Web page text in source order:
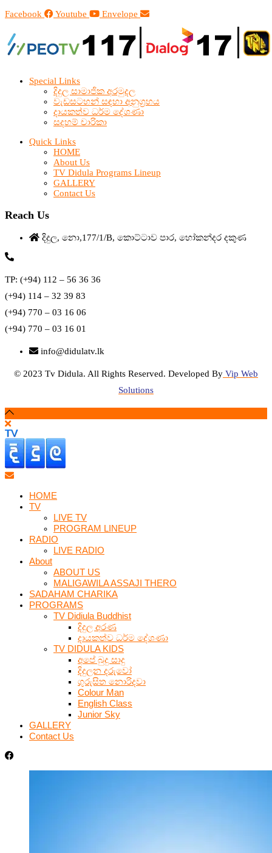
Facebook
Youtube Envelope
Special Links
දිදුල සාමාජික අරමුදල
වැඩසටහන් සඳහා අනුග්‍රහය
දායකත්ව ධර්ම දේශණා
සදහම් චාරිකා
Quick Links
HOME
About Us
TV Didula Programs Lineup
GALLERY
Contact Us
Reach Us
දිදුල, නො,177/1/B, කොට්ටාව පාර, හෝකන්දර දකුණ
TP: (+94) 112 – 56 36 36
(+94) 114 – 32 39 83
(+94) 770 – 03 16 06
(+94) 770 – 03 16 01
info@didulatv.lk
© 2023 Tv Didula. All Rights Reserved. Developed By Vip Web
Solutions
HOME
TV
LIVE TV
PROGRAM LINEUP
RADIO
LIVE RADIO
About
ABOUT US
MALIGAWILA ASSAJI THERO
SADAHAM CHARIKA
PROGRAMS
TV Didiula Buddhist
දිදුල අරණ
දායකත්ව ධර්ම දේශණා
TV DIDULA KIDS
අපේ බුදු සාදු
දිදුලන දරුවෝ
ගුරුසිත නොරිදවා
Colour Man
English Class
Junior Sky
GALLERY
Contact Us